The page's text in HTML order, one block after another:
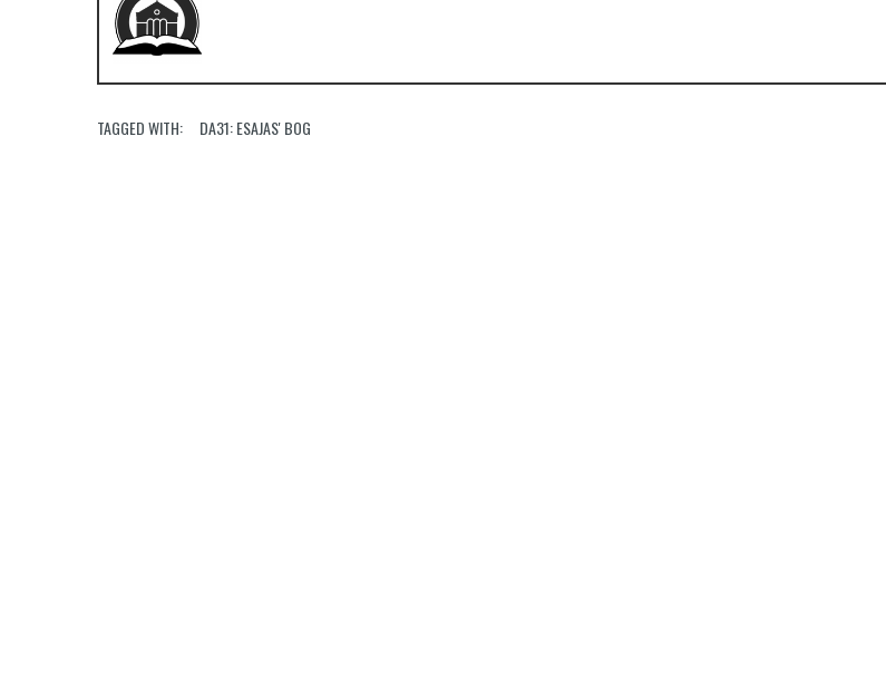
TAGGED WITH: DA31: ESAJAS' BOG